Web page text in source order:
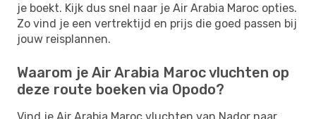
je boekt. Kijk dus snel naar je Air Arabia Maroc opties.
Zo vind je een vertrektijd en prijs die goed passen bij
jouw reisplannen.
Waarom je Air Arabia Maroc vluchten op
deze route boeken via Opodo?